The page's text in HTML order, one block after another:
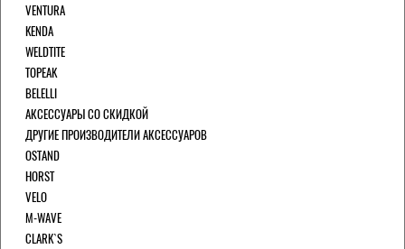
VENTURA
KENDA
WELDTITE
TOPEAK
BELELLI
АКСЕССУАРЫ СО СКИДКОЙ
ДРУГИЕ ПРОИЗВОДИТЕЛИ АКСЕССУАРОВ
OSTAND
HORST
VELO
M-WAVE
CLARK`S